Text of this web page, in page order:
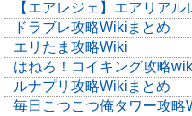
【エアレジェ】エアリア
ドラブレ攻略Wikiまとめ
エリたま攻略Wiki
はねろ！コイキング攻略
ルナプリ攻略Wikiまとめ
毎日こつこつ俺タワー攻略